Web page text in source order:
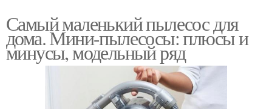
Самый маленький пылесос для
дома. Мини-пылесосы: плюсы и
минусы, модельный ряд